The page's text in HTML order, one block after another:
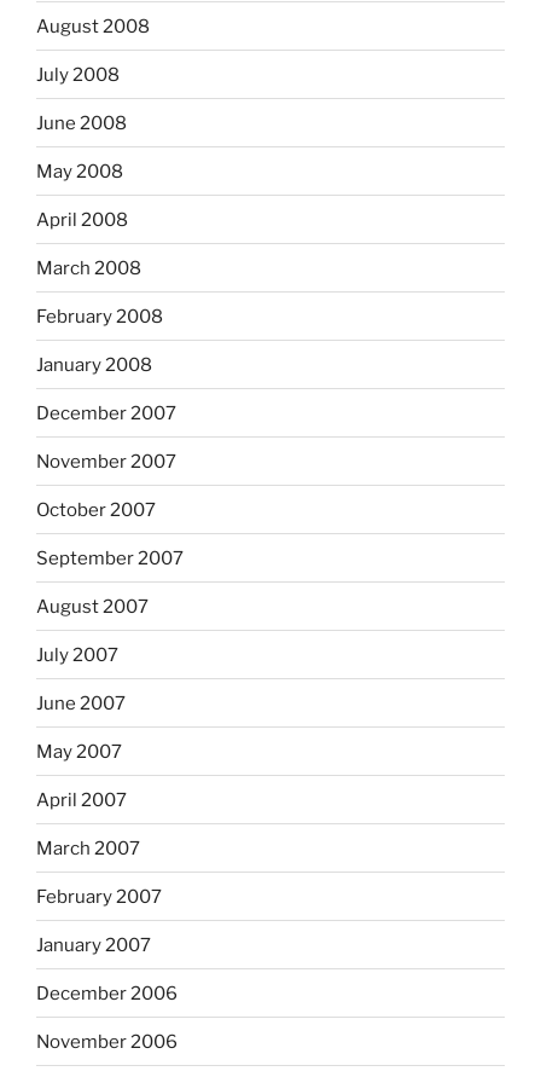
August 2008
July 2008
June 2008
May 2008
April 2008
March 2008
February 2008
January 2008
December 2007
November 2007
October 2007
September 2007
August 2007
July 2007
June 2007
May 2007
April 2007
March 2007
February 2007
January 2007
December 2006
November 2006